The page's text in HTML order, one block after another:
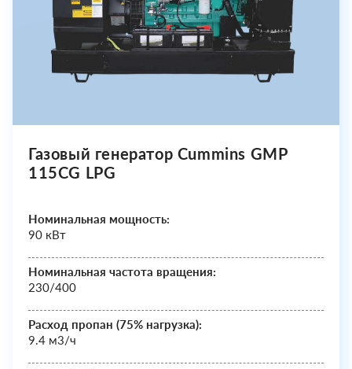
Газовый генератор Cummins GMP
115CG LPG
Номинальная мощность:
90 кВт
Номинальная частота вращения:
230/400
Расход пропан (75% нагрузка):
9.4 м3/ч